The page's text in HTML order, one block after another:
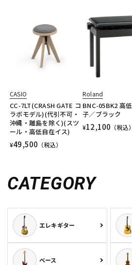
CASIO
CC-7LT(CRASH GATE コ
ラボモデル)(代引不可・
沖縄・離島を除く)(スツ
ール・高低自在イス)
¥49,500 （税込）
Roland
BNC-05BK2 高
子／ブラック
¥12,100 （税込）
CATEGORY
エレキギター
ベース